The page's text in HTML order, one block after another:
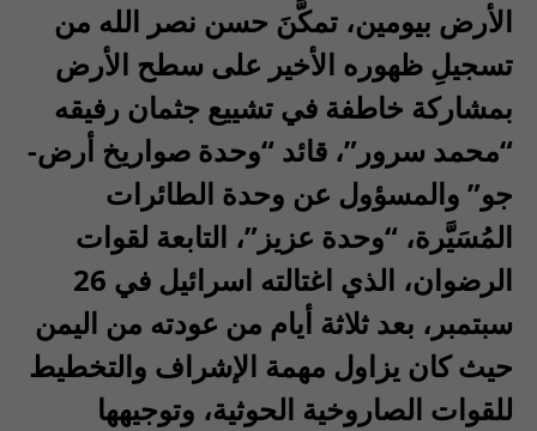
الأرض بيومين، تمكَّنَ حسن نصر الله من
تسجيلِ ظهوره الأخير على سطح الأرض
بمشاركة خاطفة في تشييع جثمان رفيقه
“محمد سرور”، قائد “وحدة صواريخ أرض-
جو” والمسؤول عن وحدة الطائرات
المُسَيَّرة، “وحدة عزيز”، التابعة لقوات
الرضوان، الذي اغتالته اسرائيل في 26
سبتمبر، بعد ثلاثة أيام من عودته من اليمن
حيث كان يزاول مهمة الإشراف والتخطيط
للقوات الصاروخية الحوثية، وتوجيهها